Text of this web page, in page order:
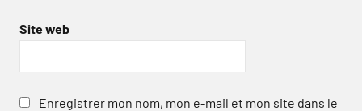
Site web
Enregistrer mon nom, mon e-mail et mon site dans le